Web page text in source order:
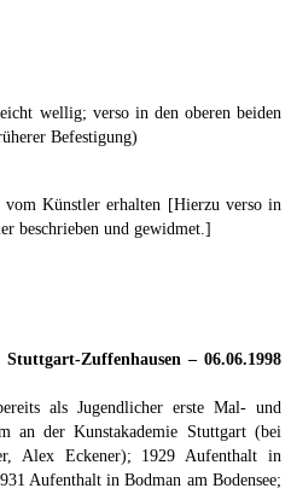
wellig; verso in den oberen beiden
Befestigung)
Künstler erhalten [Hierzu verso in
beschrieben und gewidmet.]
Zuffenhausen – 06.06.1998
als Jugendlicher erste Mal- und
an der Kunstakademie Stuttgart (bei
Alex Eckener); 1929 Aufenthalt in
Aufenthalt in Bodman am Bodensee;